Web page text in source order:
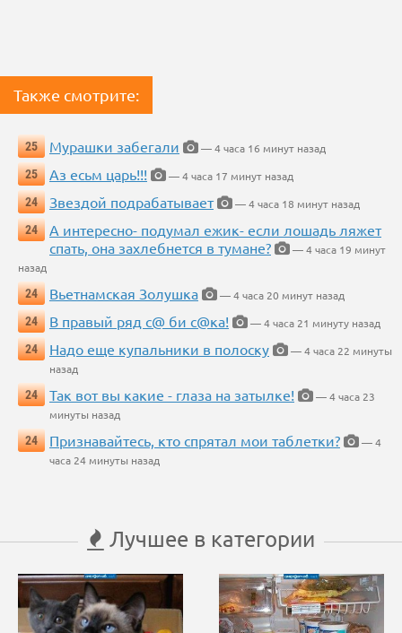
Также смотрите:
25 Мурашки забегали
— 4 часа 16 минут назад
25
Аз есьм царь!!!
— 4 часа 17 минут назад
24
Звездой подрабатывает
— 4 часа 18 минут назад
24
А интересно- подумал ежик- если лошадь ляжет
спать, она захлебнется в тумане?
— 4 часа 19 минут
назад
24
Вьетнамская Золушка
— 4 часа 20 минут назад
24
В правый ряд с@ би с@ка!
— 4 часа 21 минуту назад
24
Надо еще купальники в полоску
— 4 часа 22 минуты
назад
24
Так вот вы какие - глаза на затылке!
— 4 часа 23
минуты назад
24
Признавайтесь, кто спрятал мои таблетки?
— 4
часа 24 минуты назад
Лучшее в категории